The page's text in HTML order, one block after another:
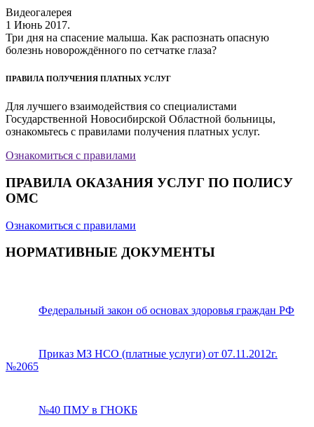
Видеогалерея
1 Июнь 2017.
Три дня на спасение малыша. Как распознать опасную
болезнь новорождённого по сетчатке глаза?
ПРАВИЛА ПОЛУЧЕНИЯ ПЛАТНЫХ УСЛУГ
Для лучшего взаимодействия со специалистами
Государственной Новосибирской Областной больницы,
ознакомьтесь с правилами получения платных услуг.
Ознакомиться с правилами
ПРАВИЛА ОКАЗАНИЯ УСЛУГ ПО ПОЛИСУ
ОМС
Ознакомиться с правилами
НОРМАТИВНЫЕ ДОКУМЕНТЫ
Федеральный закон об основах здоровья граждан РФ
Приказ МЗ НСО (платные услуги) от 07.11.2012г.
№2065
№40 ПМУ в ГНОКБ